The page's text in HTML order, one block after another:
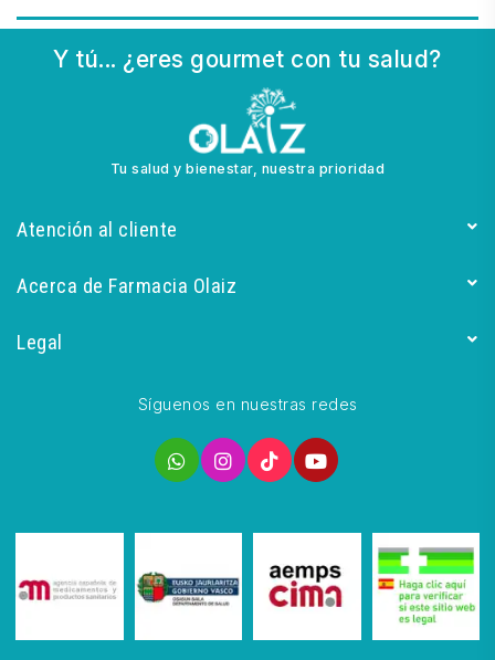
Y tú... ¿eres gourmet con tu salud?
Tu salud y bienestar, nuestra prioridad
Atención al cliente
Acerca de Farmacia Olaiz
Legal
Síguenos en nuestras redes